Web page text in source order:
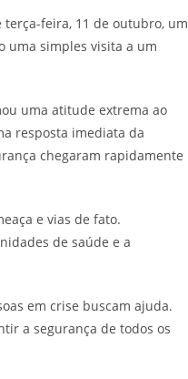
terça-feira, 11 de outubro, um
uma simples visita a um
uma atitude extrema ao
resposta imediata da
chegaram rapidamente
e vias de fato.
de saúde e a
em crise buscam ajuda.
a segurança de todos os